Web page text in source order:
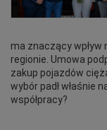
ma znaczący wpływ
regionie. Umowa
zakup pojazdów
wybór padł właśnie
współpracy?